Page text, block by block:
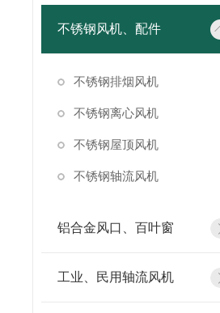
不锈钢风机、配件
不锈钢排烟风机
不锈钢离心风机
不锈钢屋顶风机
不锈钢轴流风机
铝合金风口、百叶窗
工业、民用轴流风机